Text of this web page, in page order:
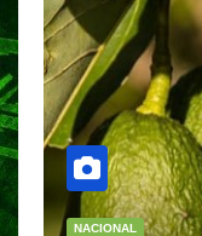
NACIONAL